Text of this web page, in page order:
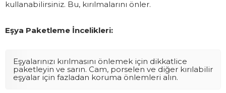
kullanabilirsiniz. Bu, kırılmalarını önler.
Eşya Paketleme İncelikleri:
Eşyalarınızı kırılmasını önlemek için dikkatlice
paketleyin ve sarın. Cam, porselen ve diğer kırılabilir
eşyalar için fazladan koruma önlemleri alın.